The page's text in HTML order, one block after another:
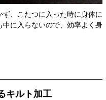
、こたつに入った時に身体に
に入らないので、効率よく身
キルト加工